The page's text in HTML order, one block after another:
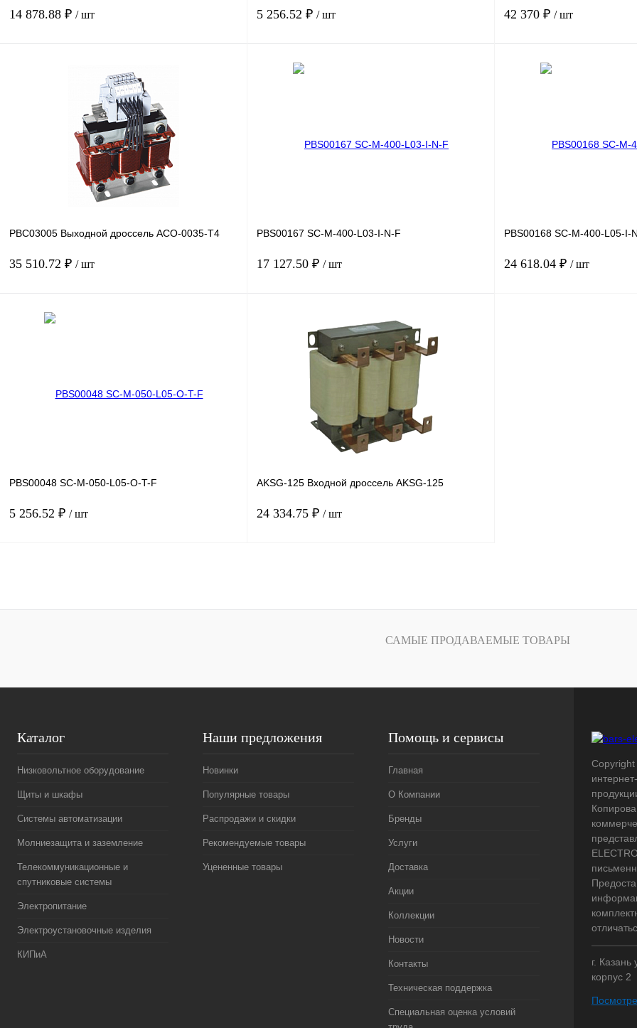
14 878.88 ₽ / шт
Сравнение
Под заказ
5 256.52 ₽ / шт 42 370 ₽ / шт
PBC03005 Выходной дроссель ACO-0035-T4
35 510.72 ₽ / шт
PBS00167 SC-M-400-L03-I-N-F
17 127.50 ₽ / шт
В корзину
Купить в 1 клик Сравнение
Под заказ
PBS00168 SC-M-400-L05-I-
24 618.04 ₽ / шт
PBS00048 SC-M-050-L05-O-T-F
5 256.52 ₽ / шт
Купить в 1 клик Сравнение
AKSG-125 Входной дроссель AKSG-125
24 334.75 ₽ / шт
Купить в 1 клик Сравнение
САМЫЕ ПРОДАВАЕМЫЕ ТОВАРЫ
Каталог
Низковольтное оборудование
Щиты и шкафы
Системы автоматизации
Молниезащита и заземление
Телекоммуникационные и
спутниковые системы
Электропитание
Электроустановочные изделия
КИПиА
Наши предложения
Новинки
Популярные товары
Распродажи и скидки
Рекомендуемые товары
Уцененные товары
Помощь и сервисы
Главная
О Компании
Бренды
Услуги
Доставка
Акции
Коллекции
Новости
Контакты
Техническая поддержка
Специальная оценка условий
г.
корпус 2